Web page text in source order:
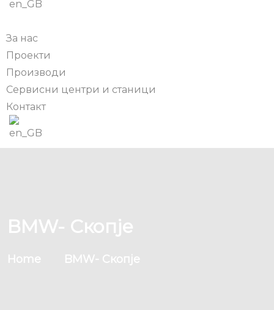
За нас
Проекти
Производи
Сервисни центри и станици
Контакт
BMW- Скопје
Home BMW- Скопје